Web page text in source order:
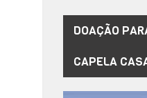
DOAÇÃO
CAPELA